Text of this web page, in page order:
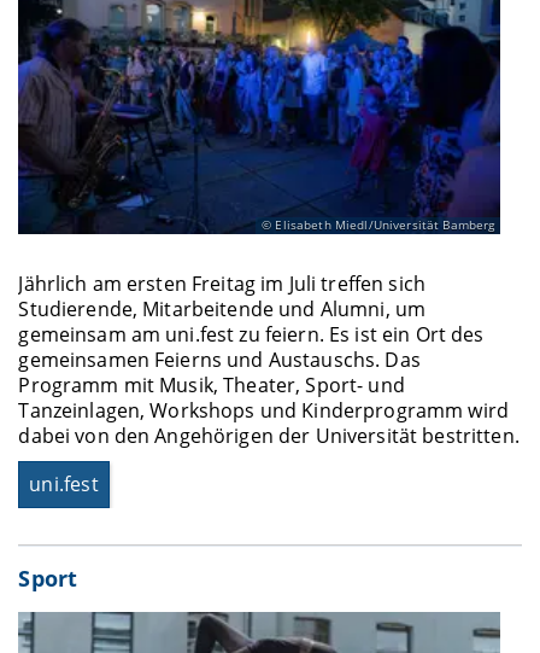
Elisabeth Miedl/Universität Bamberg
Jährlich am ersten Freitag im Juli treffen sich
Studierende, Mitarbeitende und Alumni, um
gemeinsam am uni.fest zu feiern. Es ist ein Ort des
gemeinsamen Feierns und Austauschs. Das
Programm mit Musik, Theater, Sport- und
Tanzeinlagen, Workshops und Kinderprogramm wird
dabei von den Angehörigen der Universität bestritten.
uni.fest
Sport